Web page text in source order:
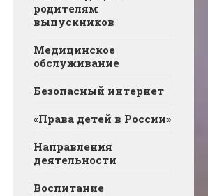
родителям
выпускников
Медицинское
обслуживание
Безопасный интернет
«Права детей в России»
Направления
деятельности
Воспитание